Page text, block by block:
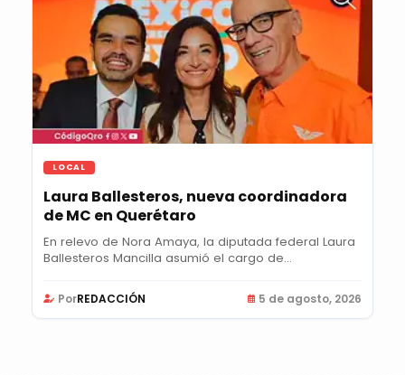
LOCAL
Laura Ballesteros, nueva coordinadora
de MC en Querétaro
En relevo de Nora Amaya, la diputada federal Laura
Ballesteros Mancilla asumió el cargo de...
PorREDACCIÓN 5 de agosto, 2026